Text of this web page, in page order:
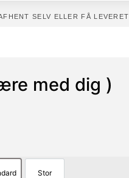
SELV ELLER FÅ LEVERET
med dig )
Stor